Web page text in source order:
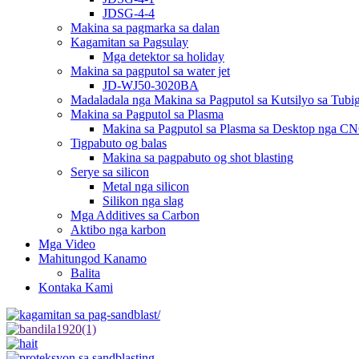
JDSG-4-4
Makina sa pagmarka sa dalan
Kagamitan sa Pagsulay
Mga detektor sa holiday
Makina sa pagputol sa water jet
JD-WJ50-3020BA
Madaladala nga Makina sa Pagputol sa Kutsilyo sa
Makina sa Pagputol sa Plasma
Makina sa Pagputol sa Plasma sa Desktop nga
Tigpabuto og balas
Makina sa pagpabuto og shot blasting
Serye sa silicon
Metal nga silicon
Silikon nga slag
Mga Additives sa Carbon
Aktibo nga karbon
Mga Video
Mahitungod Kanamo
Balita
Kontaka Kami